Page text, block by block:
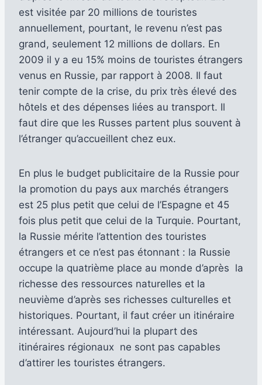
est visitée par 20 millions de touristes
annuellement, pourtant, le revenu n’est pas
grand, seulement 12 millions de dollars. En
2009 il y a eu 15% moins de touristes étrangers
venus en Russie, par rapport à 2008. Il faut
tenir compte de la crise, du prix très élevé des
hôtels et des dépenses liées au transport. Il
faut dire que les Russes partent plus souvent à
l’étranger qu’accueillent chez eux.
En plus le budget publicitaire de la Russie pour
la promotion du pays aux marchés étrangers
est 25 plus petit que celui de l’Espagne et 45
fois plus petit que celui de la Turquie. Pourtant,
la Russie mérite l’attention des touristes
étrangers et ce n’est pas étonnant : la Russie
occupe la quatrième place au monde d’après la
richesse des ressources naturelles et la
neuvième d’après ses richesses culturelles et
historiques. Pourtant, il faut créer un itinéraire
intéressant. Aujourd’hui la plupart des
itinéraires régionaux ne sont pas capables
d’attirer les touristes étrangers.